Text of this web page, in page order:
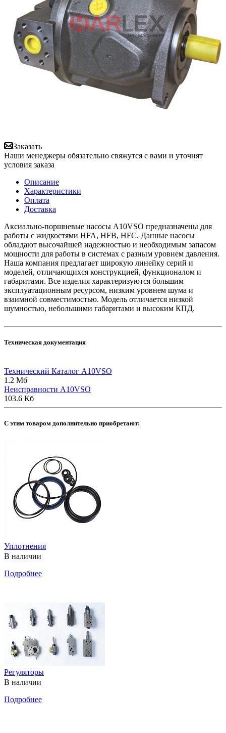
Заказать
Наши менеджеры обязательно свяжутся с вами и уточнят
условия заказа
Описание
Характеристики
Оплата
Доставка
Аксиально-поршневые насосы A10VSO предназначены для
работы с жидкостями HFA, HFB, HFC. Данные насосы
обладают высочайшей надежностью и необходимым запасом
мощности для работы в системах с разным уровнем давления.
Наша компания предлагает широкую линейку серий и
моделей, отличающихся конструкцией, функционалом и
габаритами. Все изделия характеризуются большим
эксплуатационным ресурсом, низким уровнем шума и
взаимной совместимостью. Модель отличается низкой
шумностью, небольшими габаритами и высоким КПД.
Техническая документация
Технический Каталог A10VSO
1.2 Мб
Неисправности A10VSO
103.6 Кб
C этим товаром дополнительно приобретают:
Уплотнения
В наличии
Подробнее
Регуляторы
В наличии
Подробнее